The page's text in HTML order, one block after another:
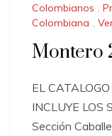
Colombianos ,
Colombiana ,
Montero
EL
INCLUYE LOS
Sección